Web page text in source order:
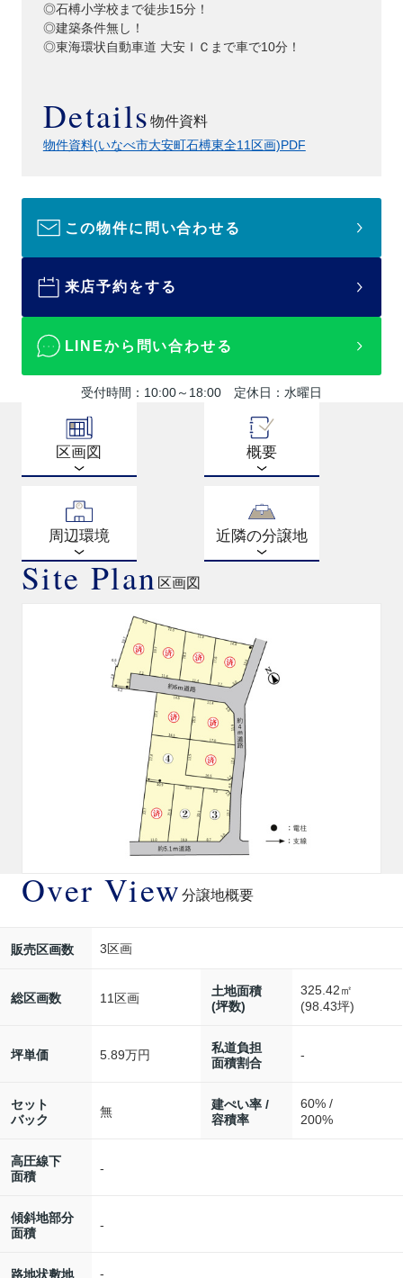
◎石榑小学校まで徒歩15分！
◎建築条件無し！
◎東海環状自動車道 大安ＩＣまで車で10分！
Details 物件資料
物件資料(いなべ市大安町石榑東全11区画)PDF
この物件に問い合わせる
来店予約をする
LINEから問い合わせる
受付時間：10:00～18:00 定休日：水曜日
区画図 概要
周辺環境 近隣の分譲地
Site Plan 区画図
Over View 分譲地概要
販売区画数 3区画
総区画数 11区画
土地面積
(坪数)
325.42㎡
(98.43坪)
坪単価 5.89万円
私道負担
面積割合
-
セット
バック
無
建ぺい率 /
容積率
60% /
200%
高圧線下
面積
-
傾斜地部分
面積
-
路地状敷地 -